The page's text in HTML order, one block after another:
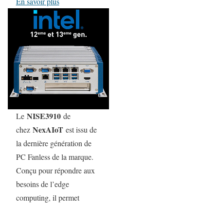
Le NISE3910de
chez NexAIoTest issu de
la dernière génération de
PC Fanless de la marque.
Conçu pour répondre aux
besoins de l’edge
computing, il permet